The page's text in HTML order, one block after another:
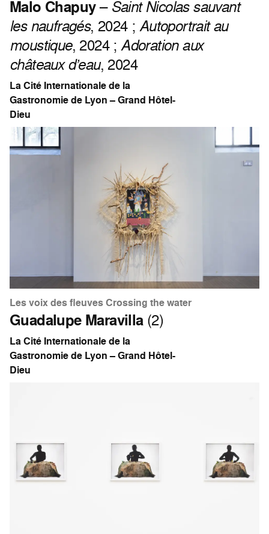
Malo Chapuy– Saint Nicolas sauvant
les naufragés, 2024 ; Autoportrait au
moustique, 2024 ;Adoration aux
châteaux d’eau, 2024
La Cité Internationale de la
Gastronomie de Lyon – Grand Hôtel-
Dieu
Les voix des fleuves Crossing the water
Guadalupe Maravilla(2)
La Cité Internationale de la
Gastronomie de Lyon – Grand Hôtel-
Dieu